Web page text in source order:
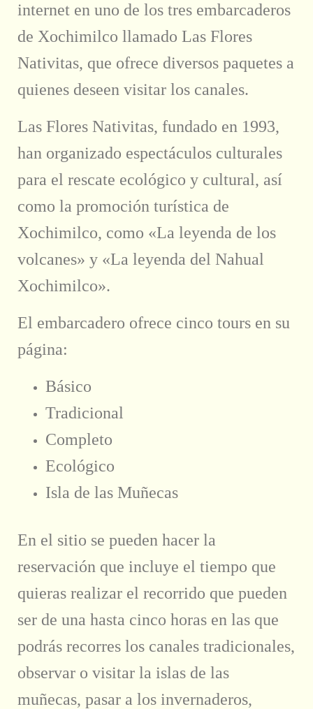
internet en uno de los tres embarcaderos
de Xochimilco llamado Las Flores
Nativitas, que ofrece diversos paquetes a
quienes deseen visitar los canales.
Las Flores Nativitas, fundado en 1993,
han organizado espectáculos culturales
para el rescate ecológico y cultural, así
como la promoción turística de
Xochimilco, como «La leyenda de los
volcanes» y «La leyenda del Nahual
Xochimilco».
El embarcadero ofrece cinco tours en su
página:
Básico
Tradicional
Completo
Ecológico
Isla de las Muñecas
En el sitio se pueden hacer la
reservación que incluye el tiempo que
quieras realizar el recorrido que pueden
ser de una hasta cinco horas en las que
podrás recorres los canales tradicionales,
observar o visitar la islas de las
muñecas, pasar a los invernaderos,